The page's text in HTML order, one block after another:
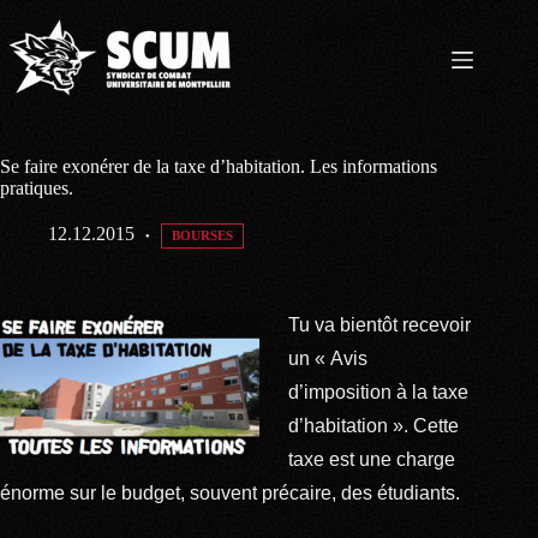
contenu
Se faire exonérer de la taxe d’habitation. Les informations
pratiques.
12.12.2015 BOURSES
Tu va bientôt recevoir
un « Avis
d’imposition à la taxe
d’habitation ». Cette
taxe est une charge
énorme sur le budget, souvent précaire, des étudiants.